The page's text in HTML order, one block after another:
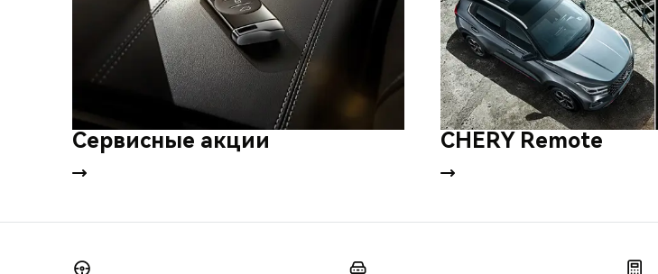
Сервисные акции CHERY Remote